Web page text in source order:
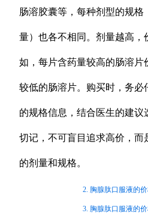
肠溶胶囊等，每种剂型的规格
量）也各不相同。剂量越高，
如，每片含药量较高的肠溶片
较低的肠溶片。购买时，务必
的规格信息，结合医生的建议
切记，不可盲目追求高价，而
的剂量和规格。
2. 胸腺肽口服液的
3. 胸腺肽口服液的